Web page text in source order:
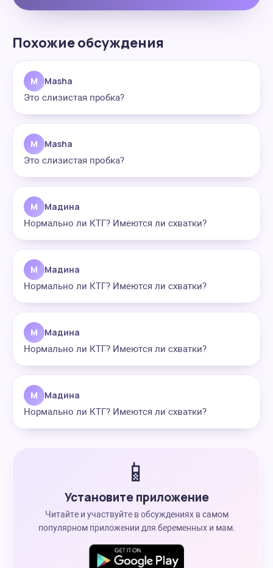
Похожие обсуждения
M Masha
Это слизистая пробка?
M Masha
Это слизистая пробка?
М Мадина
Нормально ли КТГ? Имеются ли схватки?
М Мадина
Нормально ли КТГ? Имеются ли схватки?
М Мадина
Нормально ли КТГ? Имеются ли схватки?
М Мадина
Нормально ли КТГ? Имеются ли схватки?
📱
Установите приложение
Читайте и участвуйте в обсуждениях в самом
популярном приложении для беременных и мам.